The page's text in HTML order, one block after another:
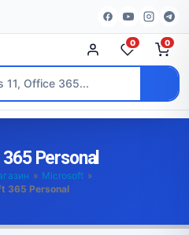
0 0
Personal
» Microsoft »
365 Personal